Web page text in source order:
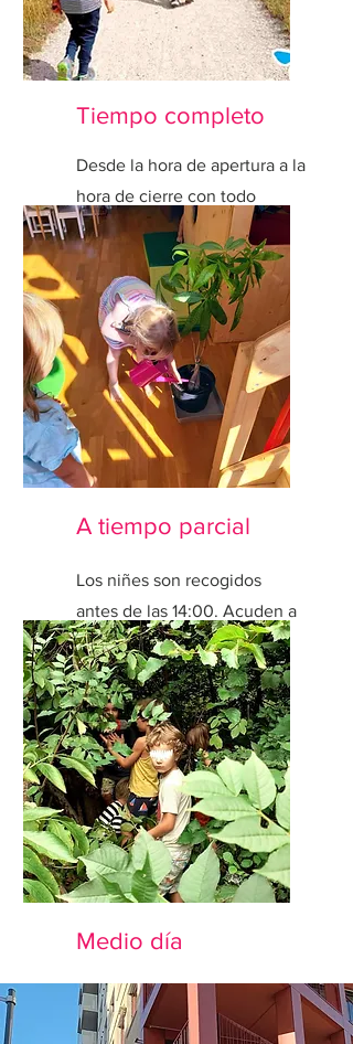
Tiempo completo
Desde la hora de apertura a la
hora de cierre con todo
incluido.
A tiempo parcial
Los niñes son recogidos
antes de las 14:00. Acuden a
todas las actividades.
Medio día
De mañanas o de tardes, los
niñes se quedan unas pocas